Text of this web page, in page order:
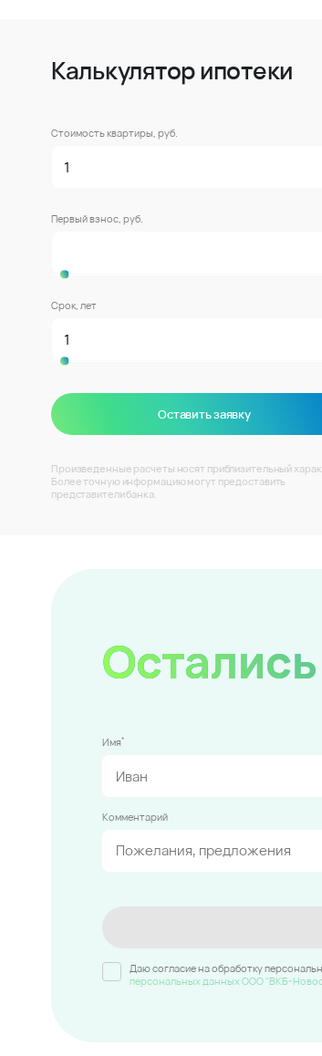
Калькулятор ипотеки
Стоимость квартиры, руб.
Первый взнос, руб.
Срок, лет
Оставить заявку
Произведенные расчеты носят приблизительный
Более точную информацию могут предоставить
представители банка.
Имя*
Комментарий
Даю согласие на обработку
персональных данных ООО "ВКБ-